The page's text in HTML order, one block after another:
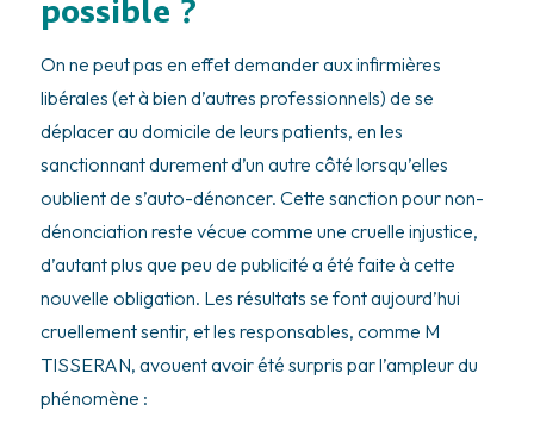
possible ?
On ne peut pas en effet demander aux infirmières
libérales (et à bien d’autres professionnels) de se
déplacer au domicile de leurs patients, en les
sanctionnant durement d’un autre côté lorsqu’elles
oublient de s’auto-dénoncer. Cette sanction pour non-
dénonciation reste vécue comme une cruelle injustice,
d’autant plus que peu de publicité a été faite à cette
nouvelle obligation. Les résultats se font aujourd’hui
cruellement sentir, et les responsables, comme M
TISSERAN, avouent avoir été surpris par l’ampleur du
phénomène :